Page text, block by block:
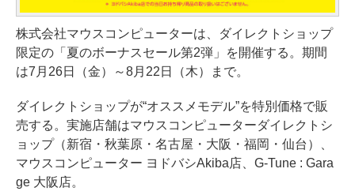
株式会社マウスコンピューターは、ダイレクトショップ
限定の「夏のボーナスセール第2弾」を開催する。期間
は7月26日（金）～8月22日（木）まで。
ダイレクトショップが“オススメモデル”を特別価格で販
売する。実施店舗はマウスコンピューターダイレクトシ
ョップ（新宿・秋葉原・名古屋・大阪・福岡・仙台）、
マウスコンピューター ヨドバシAkiba店、G-Tune : Gara
ge 大阪店。